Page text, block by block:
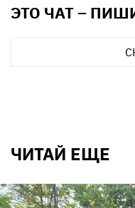
ЭТО ЧАТ –
ЧИТАЙ ЕЩЕ